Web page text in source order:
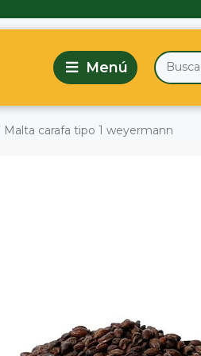
Malta carafa tipo 1 weyermann